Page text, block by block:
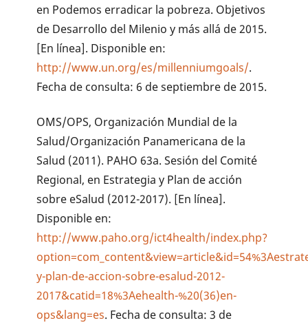
en Podemos erradicar la pobreza. Objetivos
de Desarrollo del Milenio y más allá de 2015.
[En línea]. Disponible en:
http://www.un.org/es/millenniumgoals/.
Fecha de consulta: 6 de septiembre de 2015.
OMS/OPS, Organización Mundial de la
Salud/Organización Panamericana de la
Salud (2011). PAHO 63a. Sesión del Comité
Regional, en Estrategia y Plan de acción
sobre eSalud (2012-2017). [En línea].
Disponible en:
http://www.paho.org/ict4health/index.php?
y-plan-de-accion-sobre-esalud-2012-
2017&catid=18%3Aehealth-%20(36)en-
ops&lang=es. Fecha de consulta: 3 de